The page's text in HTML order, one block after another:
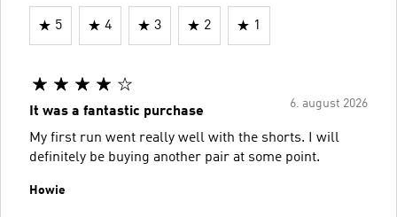
5 4 3 2 1
6. august 2026
It was a fantastic purchase
My first run went really well with the shorts. I will
definitely be buying another pair at some point.
Howie